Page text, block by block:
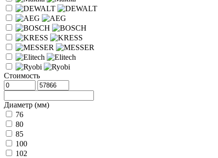
Стоимость
Диаметр (мм)
76
80
85
100
102